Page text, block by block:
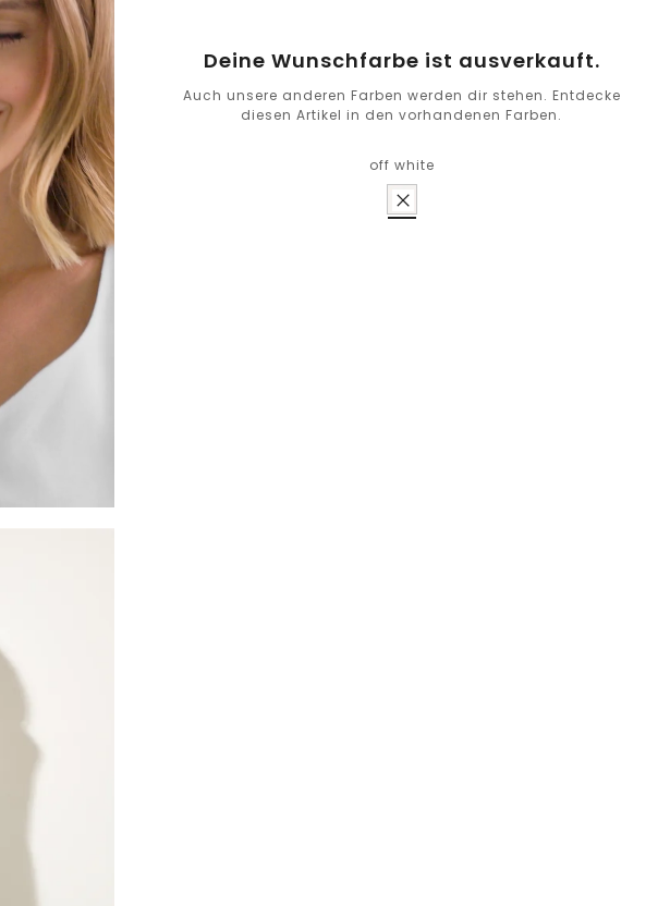
Deine Wunschfarbe ist ausverkauft.
Auch unsere anderen Farben werden dir stehen. Entdecke
diesen Artikel in den vorhandenen Farben.
off white